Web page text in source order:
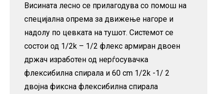
Висината лесно се прилагодува со помош на
специјална опрема за движење нагоре и
надолу по цевката на тушот. Системот се
состои од 1/2k – 1/2 флекс армиран двоен
држач изработен од нерѓосувачка
флексибилна спирала и 60 cm 1/2k -1/ 2
двојна фиксна флексибилна спирала